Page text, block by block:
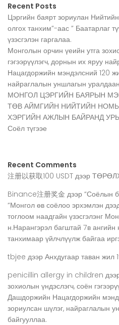
Recent Posts
Цэргийн баярт зориулан
олгох танхим”-аас ” Баатарлаг
үзэсгэлэн гаргалаа.
Монголын орчин үеийн утга
гэгээрүүлэгч, дорнын их яруу
Нацагдоржийн мэндэлсний 120
найраглалын уншлагын
МОНГОЛ ЦЭРГИЙН БАЯРЫН
ТӨВ АЙМГИЙН НИЙТИЙН
ХЭРГИЙН АЖЛЫН БАЙРАНД
Соёл түгээе
Recent Comments
注册以获取100 USDT дээр
Binance注册奖金 дээр “Соёлын
“Монгол өв соёлоо эрхэмлэн
тоглоом наадгайн үзэсгэлэнг
н.Нарангэрэл багштай 7в
танхимаар үйлчлүүлж байгаа
tbjee дээр Анхдугаар таван жил
penicillin allergy in children
зохиолын үндэслэгч, соён
Дашдоржийн Нацагдоржийн
зориулсан шүлэг, найраглалын
байгууллаа.